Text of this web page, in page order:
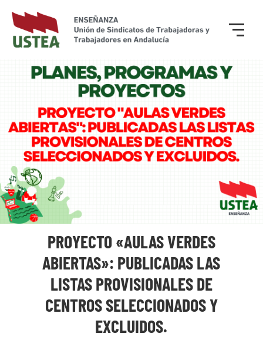
PROYECTO «AULAS VERDES
ABIERTAS»: PUBLICADAS LAS
LISTAS PROVISIONALES DE
CENTROS SELECCIONADOS Y
EXCLUIDOS.